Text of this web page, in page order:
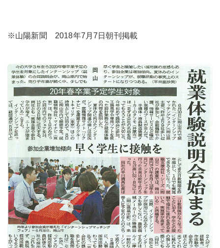
※山陽新聞 2018年7月7日朝刊掲載